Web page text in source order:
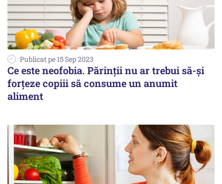
Publicat pe 15 Sep 2023
Ce este neofobia. Părinții nu ar trebui să-și
forțeze copiii să consume un anumit
aliment